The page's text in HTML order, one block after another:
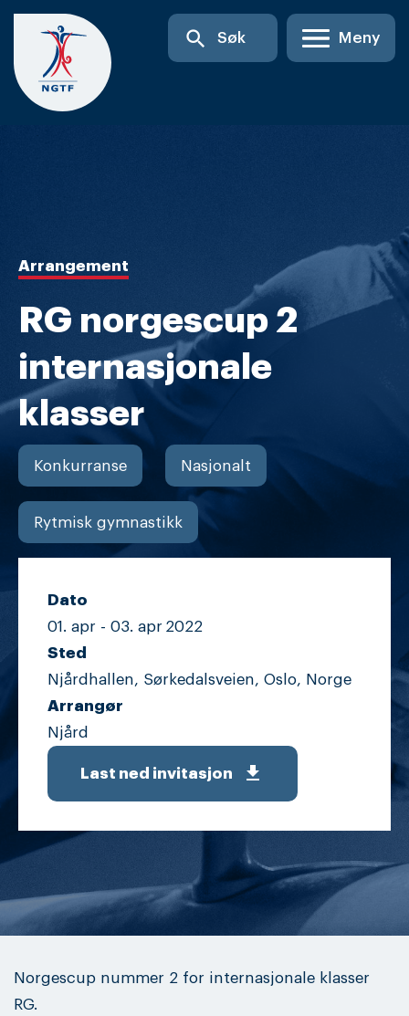
Skip
content
search Søk Meny
Arrangement
RG norgescup 2
internasjonale
klasser
Konkurranse Nasjonalt
Rytmisk gymnastikk
Dato
01. apr - 03. apr 2022
Sted
Njårdhallen, Sørkedalsveien, Oslo, Norge
Arrangør
Njård
Last ned invitasjon get_app
Norgescup nummer 2 for internasjonale klasser
RG.